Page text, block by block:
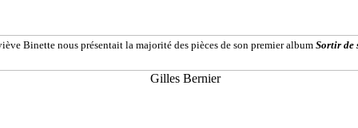
Binette nous présentait la majorité des pièces de son premier album Sortir de